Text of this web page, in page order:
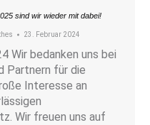
sind wir wieder mit dabei!
23. Februar 2024
Wir bedanken uns bei
Partnern für die
Interesse an
Wir freuen uns auf